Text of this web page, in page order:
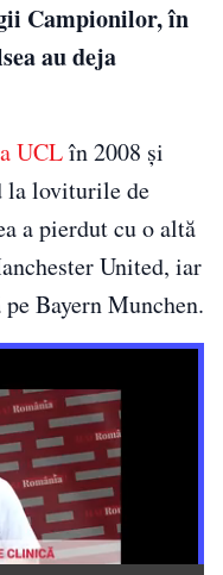
Campionilor, în
au deja
UCLîn 2008 și
la loviturile de
a pierdut cu o altă
United, iar
Bayern Munchen.